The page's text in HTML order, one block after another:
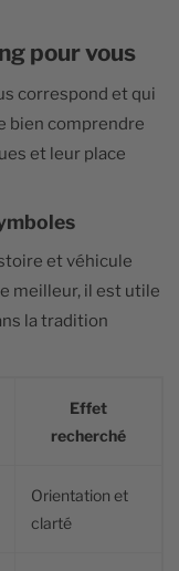
pour vous
correspond et qui
bien comprendre
et leur place
et véhicule
meilleur, il est utile
la tradition
Effet
recherché
Orientation et
clarté